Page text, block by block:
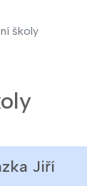
školy
Jiří